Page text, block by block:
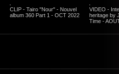
CLIP - Tairo "Nour" - Nouvel
album 360 Part 1 - OCT 2022
VIDEO -
heritage by
Time -